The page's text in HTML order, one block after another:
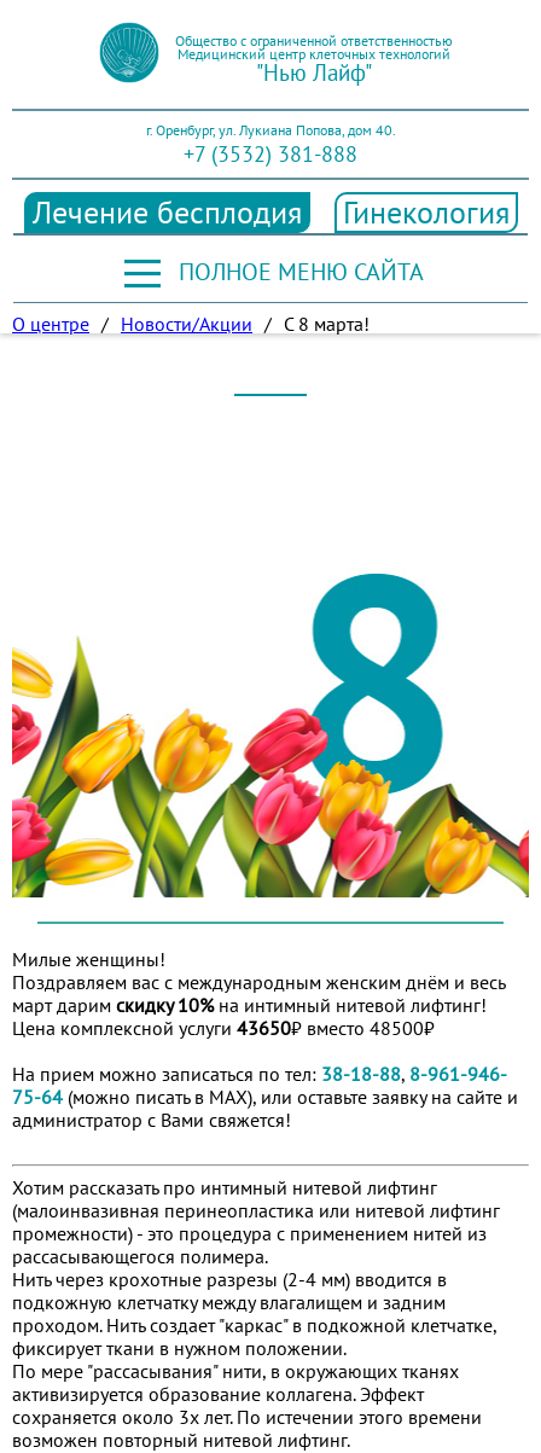
Общество с ограниченной ответственностью
Медицинский центр клеточных технологий
"Нью Лайф"
г. Оренбург, ул. Лукиана Попова, дом 40.
+7 (3532) 381-888
Лечение бесплодия Гинекология
ПОЛНОЕ МЕНЮ САЙТА
О центре / Новости/Акции / С 8 марта!
Милые женщины!
Поздравляем вас с международным женским днём и весь
март дарим скидку 10%на интимный нитевой лифтинг!
Цена комплексной услуги 43650₽ вместо 48500₽
На прием можно записаться по тел: 38-18-88, 8-961-946-
75-64 (можно писать в МАХ), или оставьте заявку на сайте и
администратор с Вами свяжется!
Хотим рассказать про интимный нитевой лифтинг
(малоинвазивная перинеопластика или нитевой лифтинг
промежности) - это процедура с применением нитей из
рассасывающегося полимера.
Нить через крохотные разрезы (2-4 мм) вводится в
подкожную клетчатку между влагалищем и задним
проходом. Нить создает "каркас" в подкожной клетчатке,
фиксирует ткани в нужном положении.
По мере "рассасывания" нити, в окружающих тканях
активизируется образование коллагена. Эффект
сохраняется около 3х лет. По истечении этого времени
возможен повторный нитевой лифтинг.